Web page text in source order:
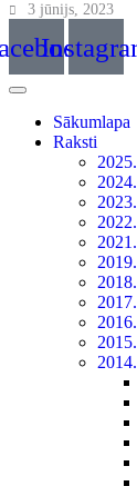
3 jūnijs, 2023
Sākumlapa
Raksti